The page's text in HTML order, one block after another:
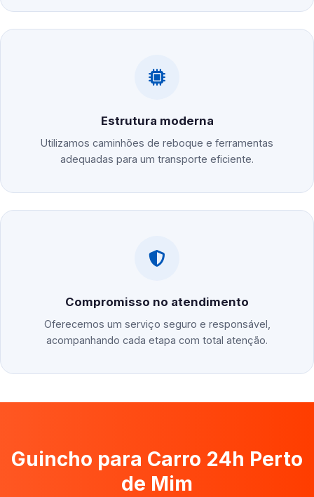
Estrutura moderna
Utilizamos caminhões de reboque e ferramentas
adequadas para um transporte eficiente.
Compromisso no atendimento
Oferecemos um serviço seguro e responsável,
acompanhando cada etapa com total atenção.
Guincho para Carro 24h Perto
de Mim